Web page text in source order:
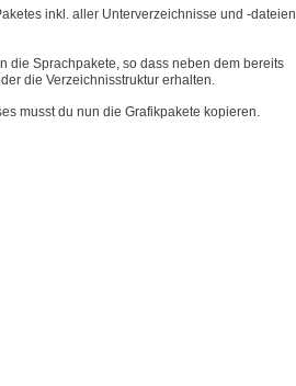
inkl. aller Unterverzeichnisse und -dateien
die Sprachpakete, so dass neben dem bereits
die Verzeichnisstruktur erhalten.
musst du nun die Grafikpakete kopieren.